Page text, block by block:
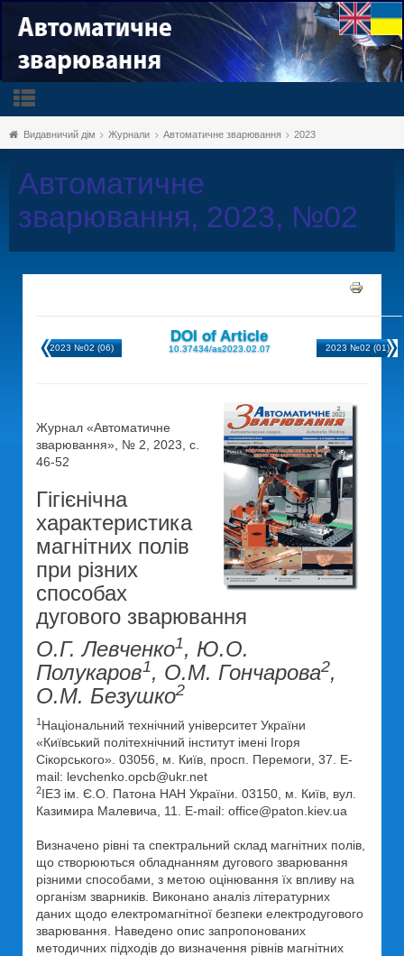
Видавничий дім Журнали Автоматичне зварювання 2023
Автоматичне
зварювання, 2023, №02
2023 №02 (06)
DOI of Article
10.37434/as2023.02.07 2023 №02 (01)
Журнал «Автоматичне
зварювання», № 2, 2023, с.
46-52
Гігієнічна
характеристика
магнітних полів
при різних
способах
дугового зварювання
О.Г. Левченко1, Ю.О.
Полукаров1, О.М. Гончарова2,
О.М. Безушко2
1 Національний технічний університет України
«Київський політехнічний інститут імені Ігоря
Сікорського». 03056, м. Київ, просп. Перемоги, 37. E-
mail: levchenko.opcb@ukr.net
2ІЕЗ ім. Є.О. Патона НАН України. 03150, м. Київ, вул.
Казимира Малевича, 11. E-mail: office@paton.kiev.ua
Визначено рівні та спектральний склад магнітних полів,
що створюються обладнанням дугового зварювання
різними способами, з метою оцінювання їх впливу на
організм зварників. Виконано аналіз літературних
даних щодо електромагнітної безпеки електродугового
зварювання. Наведено опис запропонованих
методичних підходів до визначення рівнів магнітних